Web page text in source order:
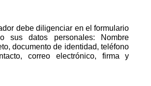
debe diligenciar en el formulario
sus datos personales: Nombre
documento de identidad, teléfono
correo electrónico, firma y